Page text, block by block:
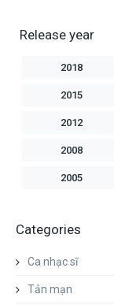
Release year
2018
2015
2012
2008
2005
1998
1994
1990
Categories
Ca nhạc sĩ
Tản mạn